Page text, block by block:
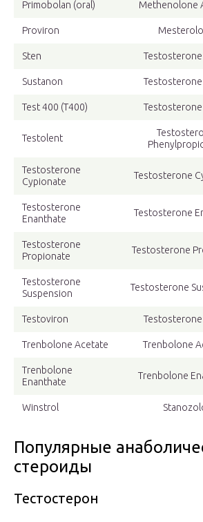
Primobolan (oral) Methenolone
Proviron
Sten Testosterone
Sustanon Testosterone
Test 400 (T400) Testosterone
Testolent
Testosterone
Cypionate
Testosterone
Testosterone
Enanthate
Testosterone
Testosterone
Propionate
Testosterone
Testosterone
Suspension
Testosterone
Testoviron Testosterone
Trenbolone Acetate Trenbolone
Trenbolone
Enanthate
Trenbolone
Winstrol
Популярные
стероиды
Тестостерон